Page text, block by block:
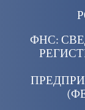
ФНС: